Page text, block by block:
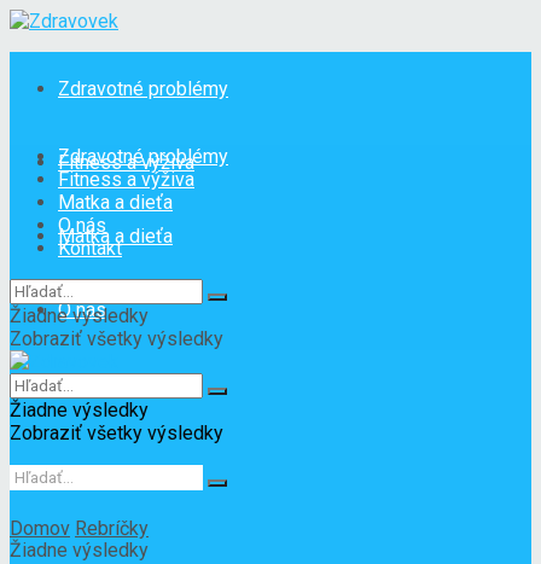
Zdravotné problémy
Fitness a výživa
Matka a dieťa
O nás
Kontakt
Žiadne výsledky
Zdravotné problémy
Fitness a výživa
Matka a dieťa
O nás
Kontakt
Žiadne výsledky
Zobraziť všetky výsledky
Žiadne výsledky
Zobraziť všetky výsledky
Domov Rebríčky